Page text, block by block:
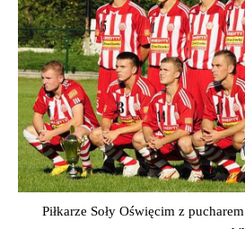
Piłkarze Soły Oświęcim z